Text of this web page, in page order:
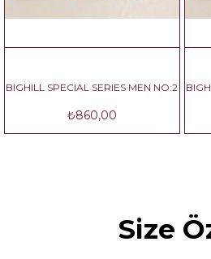
SPECIAL SERIES MEN NO:2
₺860,00
BIGHILL
Size